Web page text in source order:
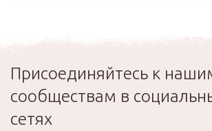
Присоединяйтесь к
сообществам в
сетях